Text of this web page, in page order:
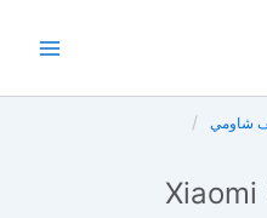
شاومي
Xiaomi